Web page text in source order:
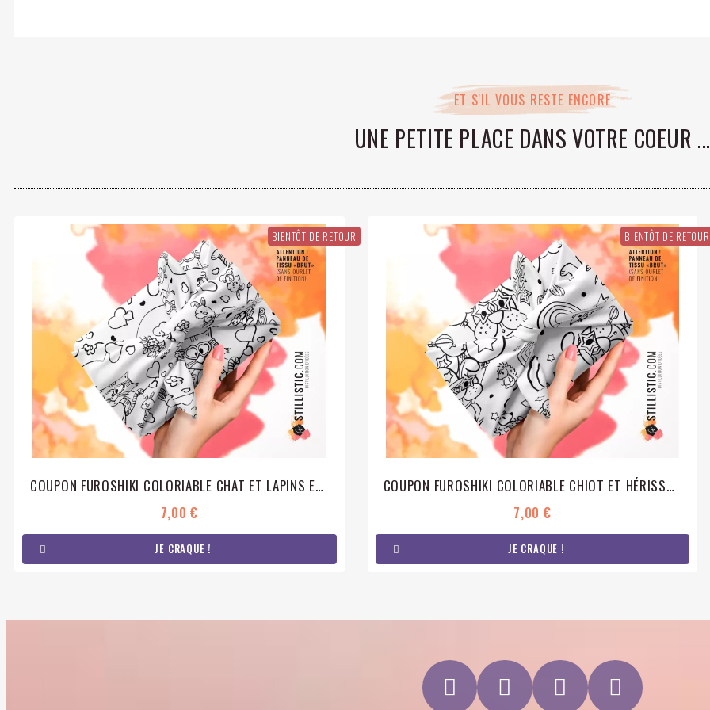
ET S'IL VOUS RESTE ENCORE
UNE PETITE PLACE DANS VOTRE COEUR
BIENTÔT DE RETOUR
COUPON FUROSHIKI COLORIABLE CHAT ET LAPINS EMBALLAGE CADEAU COTON ÉCO-RESPONSABLE
7,00 €
JE CRAQUE !
BIENTÔT DE RETOUR
COUPON FUROSHIKI COLORIABLE CHIOT ET HÉRISSONS EMBALLAGE CADEAU COTON ÉCO-RESPONSABLE
7,00 €
JE CRAQUE !